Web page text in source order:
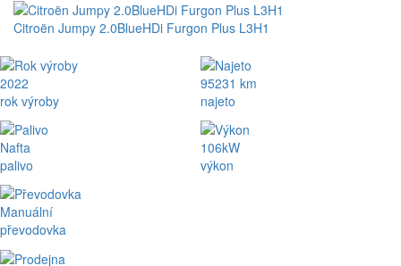
Citroën Jumpy 2.0BlueHDi Furgon Plus L3H1
2022
rok výroby
Nafta
palivo
Manuální
převodovka
95231 km
najeto
106kW
výkon